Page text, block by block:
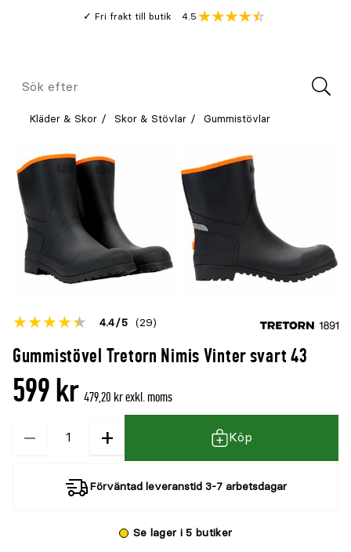
Fri frakt till butik
Genomsnitt
4.5
Meny
Sök
Kläder & Skor Skor & Stövlar Gummistövlar
Gummistövel Tretorn Nimis Vinter svart 43
Betyget
denna
{0}
4.4 5 (29)
Öppna
599 kr 479,20 kr exkl. moms
−
Kvantitet + Köp
Förväntad leveranstid 3-7 arbetsdagar
Se lager i 5 butiker